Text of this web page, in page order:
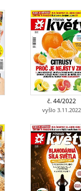
č. 44/2022
vyšlo 3.11.2022